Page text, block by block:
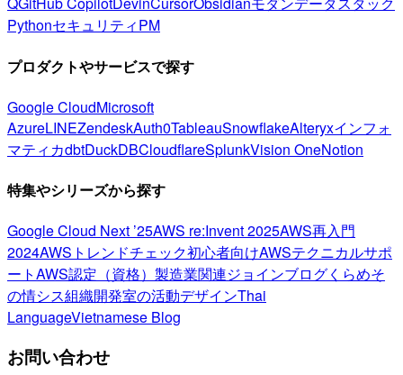
PythonセキュリティPM
プロダクトやサービスで探す
Google CloudMicrosoft
AzureLINEZendeskAuth0TableauSnowflakeAlteryxインフォ
マティカdbtDuckDBCloudflareSplunkVision OneNotion
特集やシリーズから探す
Google Cloud Next ’25AWS re:Invent 2025AWS再入門
2024AWSトレンドチェック初心者向けAWSテクニカルサポ
ートAWS認定（資格） 製造業関連ジョインブログくらめそ
の情シス組織開発室の活動デザインThai
LanguageVietnamese Blog
お問い合わせ